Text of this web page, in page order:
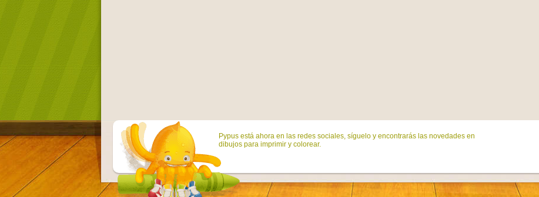
Pypus está ahora en las redes sociales, síguelo y encontrarás las novedades en
dibujos para imprimir y colorear.